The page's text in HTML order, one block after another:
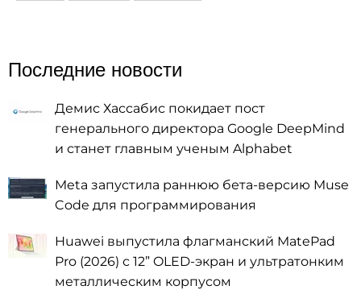
Последние новости
Демис Хассабис покидает пост
генерального директора Google DeepMind
и станет главным ученым Alphabet
Meta запустила раннюю бета-версию Muse
Code для программирования
Huawei выпустила флагманский MatePad
Pro (2026) с 12” OLED-экран и ультратонким
металлическим корпусом